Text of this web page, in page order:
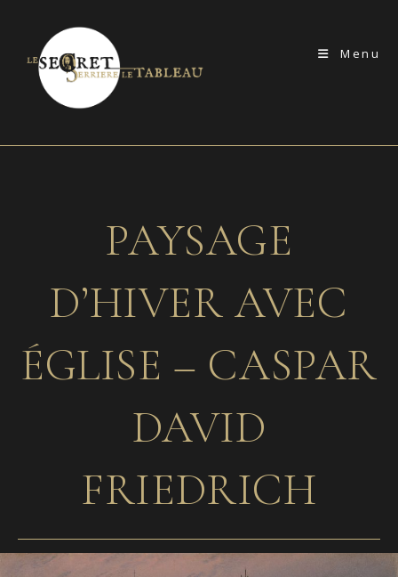
content
Menu
PAYSAGE
D’HIVER AVEC
ÉGLISE – CASPAR
DAVID
FRIEDRICH